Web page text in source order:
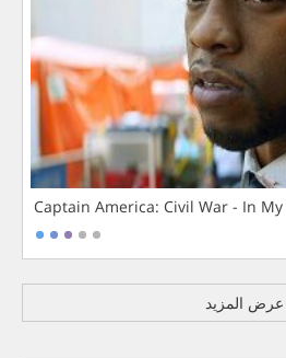
Captain America: Civil War - In
عرض المزيد